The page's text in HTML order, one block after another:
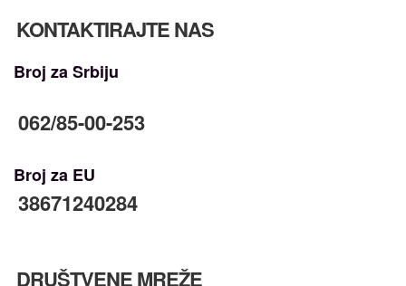
KONTAKTIRAJTE NAS
Broj za Srbiju
062/85-00-253
Broj za EU
38671240284
DRUŠTVENE MREŽE